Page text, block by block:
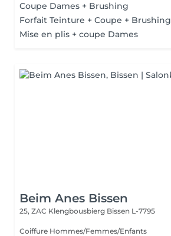
Coupe Dames + Brushing
Forfait Teinture + Coupe + Brushing
Mise en plis + coupe Dames
Beim Anes Bissen
25, ZAC Klengbousbierg Bissen L-7795
Coiffure Hommes/Femmes/Enfants